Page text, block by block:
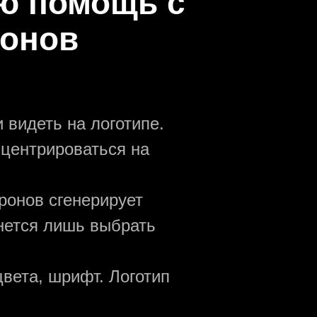
на логотипе.
на
сгенерирует
лишь выбрать
шрифт. Логотип